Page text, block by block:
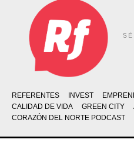
REFERENTES INVEST
CALIDAD DE VIDA
GREEN CITY
CORAZÓN DEL NORTE PODCAST